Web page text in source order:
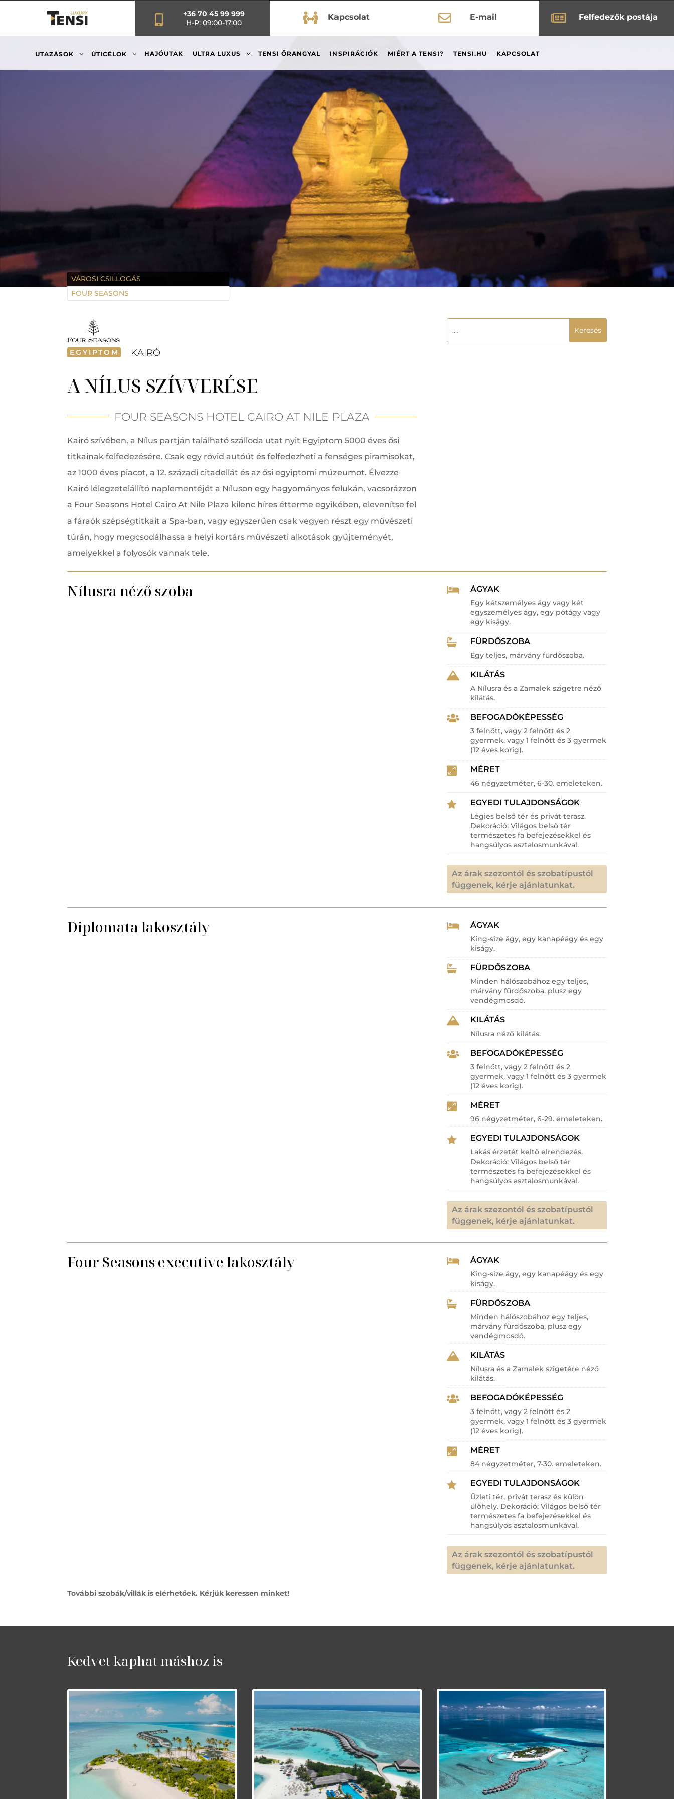
+36 70 45 99 999
H-P: 09:00-17:00
 Kapcsolat  Felfedezők postája
 E-mail
UTAZÁSOK 3 ÚTICÉLOK 3 HAJÓUTAK ULTRA LUXUS 3 TENSI ŐRANGYAL INSPIRÁCIÓK MIÉRT A TENSI? TENSI.HU KAPCSOLAT
VÁROSI CSILLOGÁS
FOUR SEASONS
EGYIPTOM KAIRÓ
A NÍLUS SZÍVVERÉSE
FOUR SEASONS HOTEL CAIRO AT NILE PLAZA
Kairó szívében, a Nílus partján található szálloda utat nyit Egyiptom 5000 éves ősi
titkainak felfedezésére. Csak egy rövid autóút és felfedezheti a fenséges piramisokat,
az 1000 éves piacot, a 12. századi citadellát és az ősi egyiptomi múzeumot. Élvezze
Kairó lélegzetelállító naplementéjét a Níluson egy hagyományos felukán, vacsorázzon
a Four Seasons Hotel Cairo At Nile Plaza kilenc híres étterme egyikében, elevenítse fel
a fáraók szépségtitkait a Spa-ban, vagy egyszerűen csak vegyen részt egy művészeti
túrán, hogy megcsodálhassa a helyi kortárs művészeti alkotások gyűjteményét,
amelyekkel a folyosók vannak tele.
Nílusra néző szoba  ÁGYAK
Egy kétszemélyes ágy vagy két
egyszemélyes ágy, egy pótágy vagy
egy kiságy.
 FÜRDŐSZOBA
Egy teljes, márvány fürdőszoba.
 KILÁTÁS
A Nílusra és a Zamalek szigetre néző
kilátás.
 BEFOGADÓKÉPESSÉG
3 felnőtt, vagy 2 felnőtt és 2
gyermek, vagy 1 felnőtt és 3 gyermek
(12 éves korig).
 MÉRET
46 négyzetméter, 6-30. emeleteken.
 EGYEDI TULAJDONSÁGOK
Légies belső tér és privát terasz.
Dekoráció: Világos belső tér
természetes fa befejezésekkel és
hangsúlyos asztalosmunkával.
Az árak szezontól és szobatípustól
függenek, kérje ajánlatunkat.
Diplomata lakosztály  ÁGYAK
King-size ágy, egy kanapéágy és egy
kiságy.
 FÜRDŐSZOBA
Minden hálószobához egy teljes,
márvány fürdőszoba, plusz egy
vendégmosdó.
 KILÁTÁS
Nílusra néző kilátás.
 BEFOGADÓKÉPESSÉG
3 felnőtt, vagy 2 felnőtt és 2
gyermek, vagy 1 felnőtt és 3 gyermek
(12 éves korig).
 MÉRET
96 négyzetméter, 6-29. emeleteken.
 EGYEDI TULAJDONSÁGOK
Lakás érzetét keltő elrendezés.
Dekoráció: Világos belső tér
természetes fa befejezésekkel és
hangsúlyos asztalosmunkával.
Az árak szezontól és szobatípustól
függenek, kérje ajánlatunkat.
Four Seasons executive lakosztály  ÁGYAK
King-size ágy, egy kanapéágy és egy
kiságy.
 FÜRDŐSZOBA
Minden hálószobához egy teljes,
márvány fürdőszoba, plusz egy
vendégmosdó.
 KILÁTÁS
Nílusra és a Zamalek szigetére néző
kilátás.
 BEFOGADÓKÉPESSÉG
3 felnőtt, vagy 2 felnőtt és 2
gyermek, vagy 1 felnőtt és 3 gyermek
(12 éves korig).
 MÉRET
84 négyzetméter, 7-30. emeleteken.
 EGYEDI TULAJDONSÁGOK
Üzleti tér, privát terasz és külön
ülőhely. Dekoráció: Világos belső tér
természetes fa befejezésekkel és
hangsúlyos asztalosmunkával.
Az árak szezontól és szobatípustól
függenek, kérje ajánlatunkat.
További szobák/villák is elérhetőek. Kérjük keressen minket!
Kedvet kaphat máshoz is